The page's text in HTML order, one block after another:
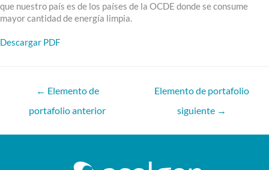
que nuestro país es de los países de la OCDE donde se consume
mayor cantidad de energía limpia.
Descargar PDF
← Elemento de
portafolio anterior
Elemento de portafolio
siguiente →